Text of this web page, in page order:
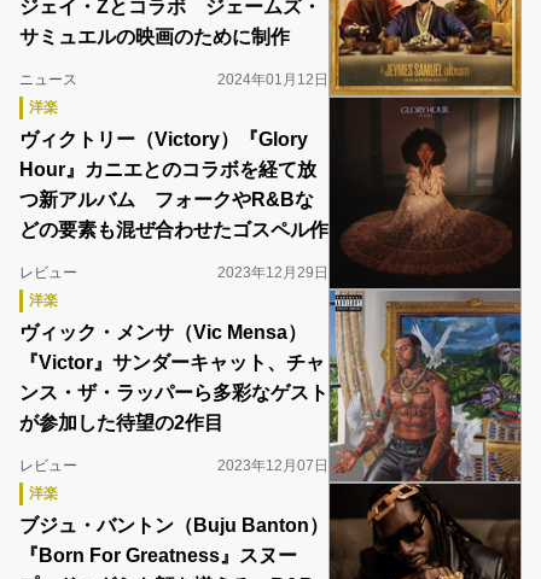
ジェイ・Zとコラボ ジェームズ・
サミュエルの映画のために制作
ニュース
2024年01月12日
洋楽
ヴィクトリー（Victory）『Glory
Hour』カニエとのコラボを経て放
つ新アルバム フォークやR&Bな
どの要素も混ぜ合わせたゴスペル作
レビュー
2023年12月29日
洋楽
ヴィック・メンサ（Vic Mensa）
『Victor』サンダーキャット、チャ
ンス・ザ・ラッパーら多彩なゲスト
が参加した待望の2作目
レビュー
2023年12月07日
洋楽
ブジュ・バントン（Buju Banton）
『Born For Greatness』スヌー